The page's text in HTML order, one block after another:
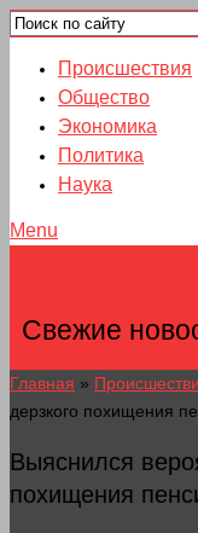
Происшествия
Общество
Экономика
Политика
Наука
Menu
Свежие
Главная »
дерзкого похищения
Выяснился
похищения